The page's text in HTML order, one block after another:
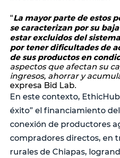
“La mayor parte de estos
se caracterizan por su
estar excluidos del
por tener dificultades de
de sus productos en
aspectos que afectan su
ingresos, ahorrar y
expresa Bid Lab.
En este contexto,
éxito” el financiamiento
conexión de productores
compradores directos, en
rurales de Chiapas,